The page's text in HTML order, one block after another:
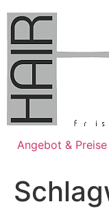
Inhalt
springen
Angebot & Preise